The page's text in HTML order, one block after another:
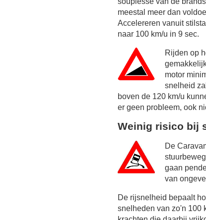
meestal meer dan
Accelereren vanuit
naar 100 km/u in 9 sec.
Rijden op
motor
snelheid
boven de 120 km/u
er geen probleem, ook
Weinig risico bij
De
gaan
van
De rijsnelheid bepaalt
snelheden van zo'n 100